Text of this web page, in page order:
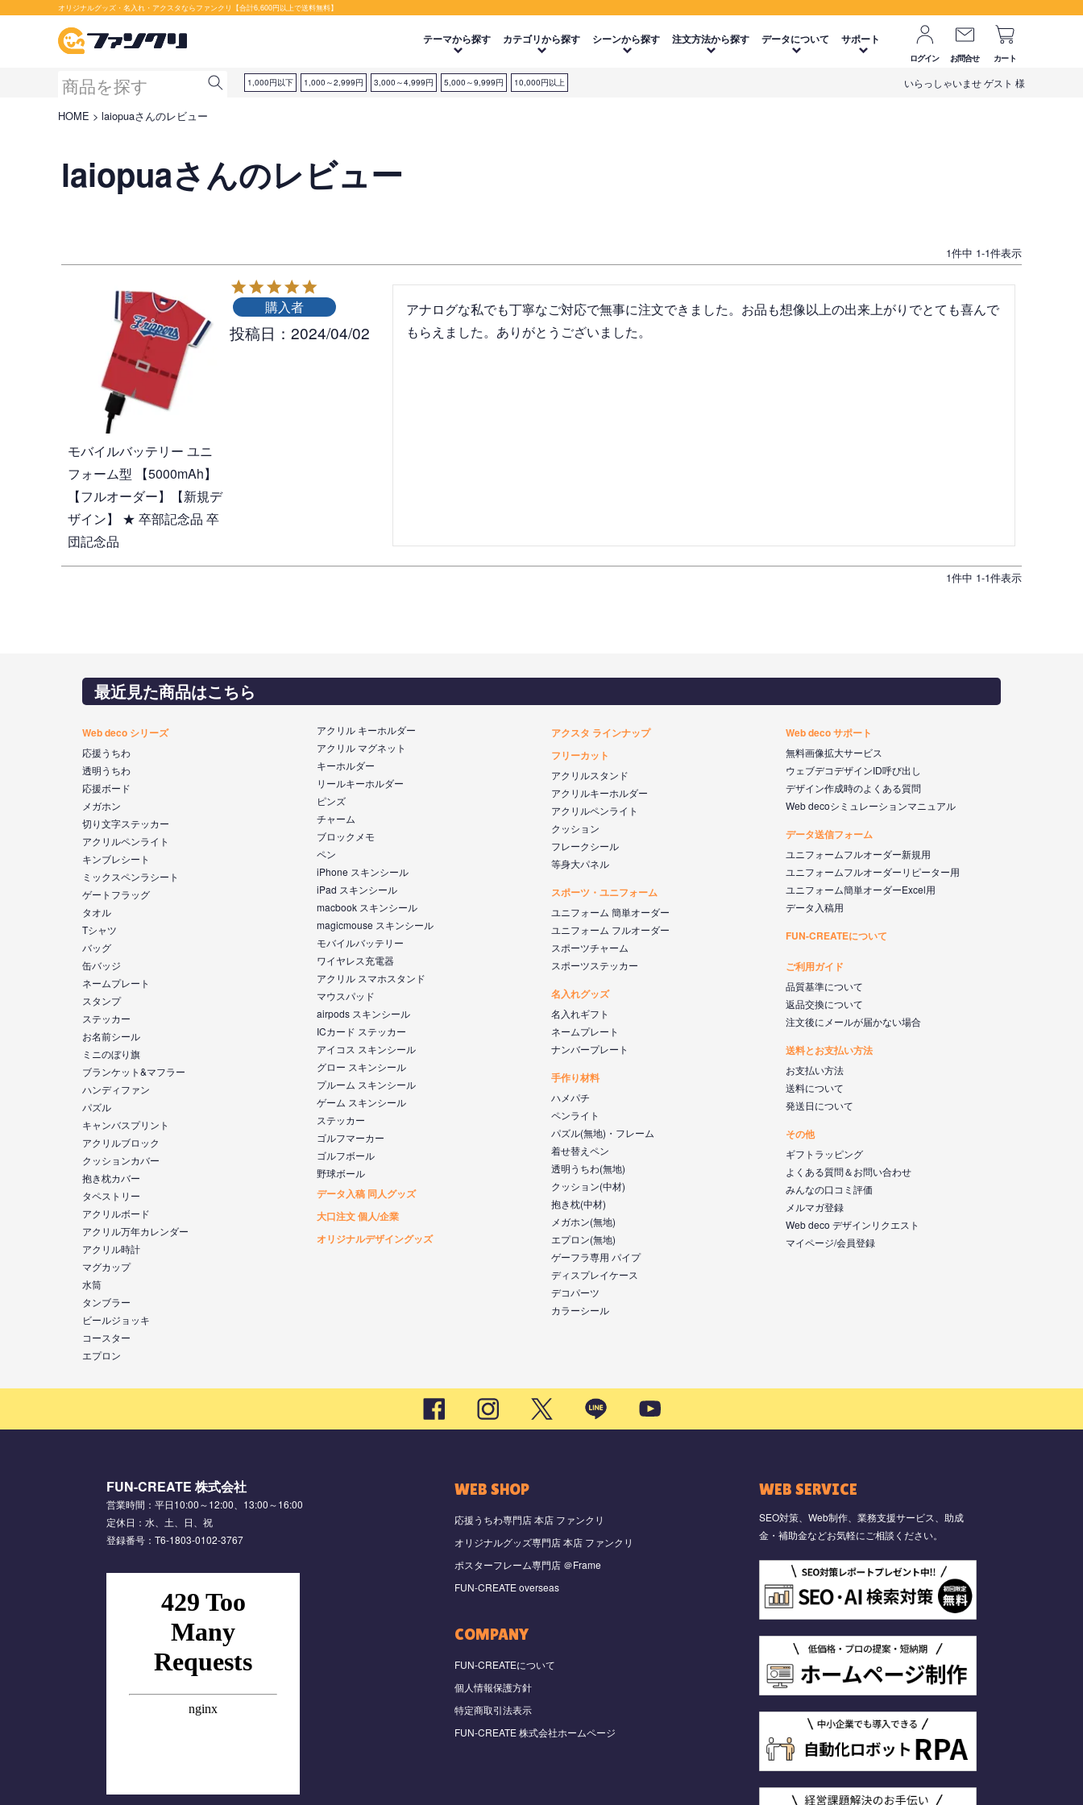
オリジナルグッズ・名入れ・アクスタならファンクリ【合計6,600円以上で送料無料】
テーマから探す カテゴリから探す シーンから探す 注文方法から探す データについて サポート
ログイン お問合せ カート
1,000円以下 1,000～2,999円 3,000～4,999円 5,000～9,999円 10,000円以上 いらっしゃいませ ゲスト 様
HOME laiopuaさんのレビュー
laiopuaさんのレビュー
1件中 1-1件表示
モバイルバッテリー ユニ
フォーム型 【5000mAh】
【フルオーダー】【新規デ
ザイン】 ★ 卒部記念品 卒
団記念品
購入者
投稿日 2024/04/02
アナログな私でも丁寧なご対応で無事に注文できました。お品も想像以上の出来上がりでとても喜んで
もらえました。ありがとうございました。
1件中 1-1件表示
最近見た商品はこちら
Web deco シリーズ
応援うちわ
透明うちわ
応援ボード
メガホン
切り文字ステッカー
アクリルペンライト
キンブレシート
ミックスペンラシート
ゲートフラッグ
タオル
Tシャツ
バッグ
缶バッジ
ネームプレート
スタンプ
ステッカー
お名前シール
ミニのぼり旗
ブランケット&マフラー
ハンディファン
パズル
キャンバスプリント
アクリルブロック
クッションカバー
抱き枕カバー
タペストリー
アクリルボード
アクリル万年カレンダー
アクリル時計
マグカップ
水筒
タンブラー
ビールジョッキ
コースター
エプロン
アクリル キーホルダー
アクリル マグネット
キーホルダー
リールキーホルダー
ピンズ
チャーム
ブロックメモ
ペン
iPhone スキンシール
iPad スキンシール
macbook スキンシール
magicmouse スキンシール
モバイルバッテリー
ワイヤレス充電器
アクリル スマホスタンド
マウスパッド
airpods スキンシール
ICカード ステッカー
アイコス スキンシール
グロー スキンシール
プルーム スキンシール
ゲーム スキンシール
ステッカー
ゴルフマーカー
ゴルフボール
野球ボール
データ入稿 同人グッズ
大口注文 個人/企業
オリジナルデザイングッズ
アクスタ ラインナップ
フリーカット
アクリルスタンド
アクリルキーホルダー
アクリルペンライト
クッション
フレークシール
等身大パネル
スポーツ・ユニフォーム
ユニフォーム 簡単オーダー
ユニフォーム フルオーダー
スポーツチャーム
スポーツステッカー
名入れグッズ
名入れギフト
ネームプレート
ナンバープレート
手作り材料
ハメパチ
ペンライト
パズル(無地)・フレーム
着せ替えペン
透明うちわ(無地)
クッション(中材)
抱き枕(中材)
メガホン(無地)
エプロン(無地)
ゲーフラ専用 パイプ
ディスプレイケース
デコパーツ
カラーシール
Web deco サポート
無料画像拡大サービス
ウェブデコデザインID呼び出し
デザイン作成時のよくある質問
Web decoシミュレーションマニュアル
データ送信フォーム
ユニフォームフルオーダー新規用
ユニフォームフルオーダーリピーター用
ユニフォーム簡単オーダーExcel用
データ入稿用
FUN-CREATEについて
ご利用ガイド
品質基準について
返品交換について
注文後にメールが届かない場合
送料とお支払い方法
お支払い方法
送料について
発送日について
その他
ギフトラッピング
よくある質問＆お問い合わせ
みんなの口コミ評価
メルマガ登録
Web deco デザインリクエスト
マイページ/会員登録
FUN-CREATE 株式会社
営業時間：平日10:00～12:00、13:00～16:00
定休日：水、土、日、祝
登録番号：T6-1803-0102-3767
WEB SHOP
応援うちわ専門店 本店 ファンクリ
オリジナルグッズ専門店 本店 ファンクリ
ポスターフレーム専門店 ＠Frame
FUN-CREATE overseas
COMPANY
FUN-CREATEについて
個人情報保護方針
特定商取引法表示
FUN-CREATE 株式会社ホームページ
WEB SERVICE
SEO対策、Web制作、業務支援サービス、助成
金・補助金などお気軽にご相談ください。